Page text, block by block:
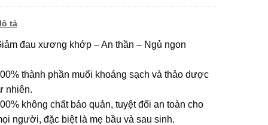
tả
đau xương khớp – An thần – Ngủ ngon
thành phần muối khoáng sạch và thảo dược
nhiên.
không chất bảo quản, tuyệt đối an toàn cho
người, đặc biệt là mẹ bầu và sau sinh.